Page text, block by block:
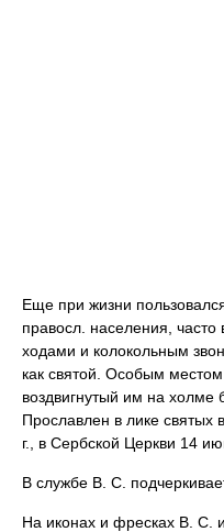
Еще при жизни
правосл. населения, часто
ходами и колокольным
как святой. Особым
воздвигнутый им на холме
Прославлен в лике
г., в Сербской Церкви 14
В службе В. С.
На иконах и фресках В. С.